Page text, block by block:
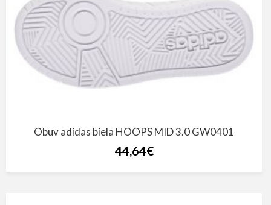
Obuv adidas biela HOOPS MID 3.0 GW0401
44,64€